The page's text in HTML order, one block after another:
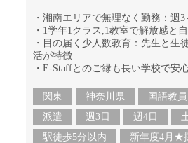
・湘南エリアで無理なく勤務：週
・1学年1クラス,1教室で解放感と
・目の届く少人数教育：先生と生
活が特徴
・E-Staffとのご縁も長い学校で安
関東 神奈川県 国語教員
派遣
週3日 週4日
駅徒歩5分以内
新年度4月★